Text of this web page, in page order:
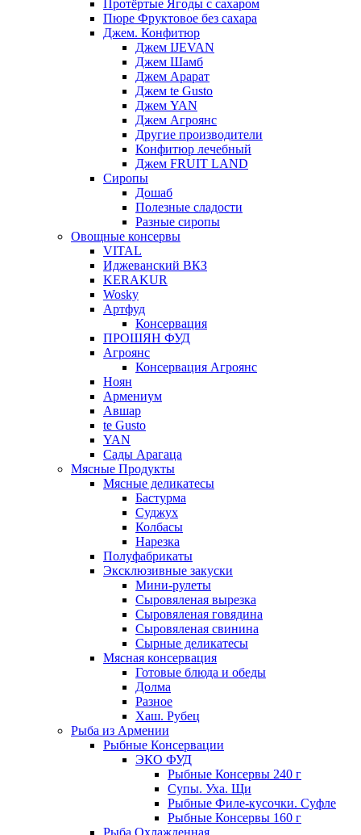
Протёртые Ягоды с сахаром
Пюре Фруктовое без сахара
Джем. Конфитюр
Джем IJEVAN
Джем Шамб
Джем Арарат
Джем te Gusto
Джем YAN
Джем Агроянс
Другие производители
Конфитюр лечебный
Джем FRUIT LAND
Сиропы
Дошаб
Полезные сладости
Разные сиропы
Овощные консервы
VITAL
Иджеванский ВКЗ
KERAKUR
Wosky
Артфуд
Консервация
ПРОШЯН ФУД
Агроянс
Консервация Агроянс
Ноян
Армениум
Авшар
te Gusto
YAN
Сады Арагаца
Мясные Продукты
Мясные деликатесы
Бастурма
Суджух
Колбасы
Нарезка
Полуфабрикаты
Эксклюзивные закуски
Мини-рулеты
Сыровяленая вырезка
Сыровяленая говядина
Сыровяленая свинина
Сырные деликатесы
Мясная консервация
Готовые блюда и обеды
Долма
Разное
Хаш. Рубец
Рыба из Армении
Рыбные Консервации
ЭКО ФУД
Рыбные Консервы 240 г
Супы. Уха. Щи
Рыбные Филе-кусочки. Суфле
Рыбные Консервы 160 г
Рыба Охлажденная